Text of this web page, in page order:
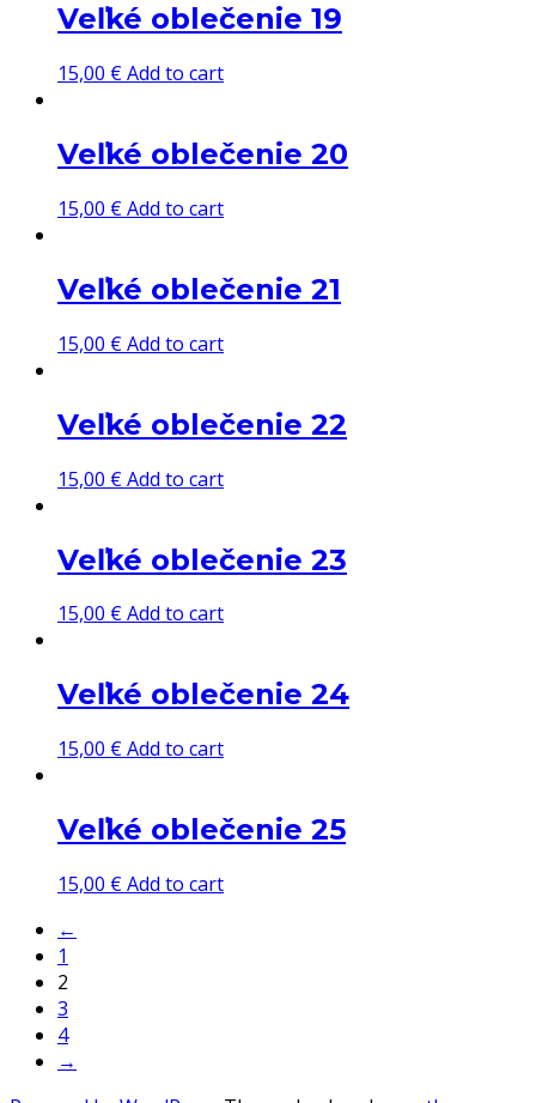
Veľké oblečenie 19
15,00 €Add to cart
Veľké oblečenie 20
15,00 €Add to cart
Veľké oblečenie 21
15,00 €Add to cart
Veľké oblečenie 22
15,00 €Add to cart
Veľké oblečenie 23
15,00 €Add to cart
Veľké oblečenie 24
15,00 €Add to cart
Veľké oblečenie 25
15,00 €Add to cart
←
1
2
3
4
→